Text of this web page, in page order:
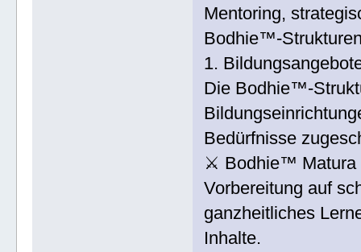
Mentoring,
Bodhie™-
1.
Die Bodhie™-
Bedürfnisse
⚔ Bodhie™ Matura
Vorbereitung auf
ganzheitliches
Inhalte.